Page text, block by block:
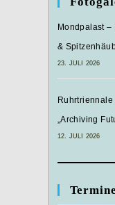
Mondpalast –
&
23. JULI 2026
„Archiving
12. JULI 2026